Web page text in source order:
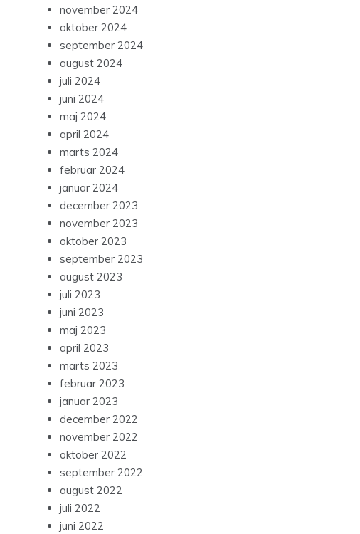
november 2024
oktober 2024
september 2024
august 2024
juli 2024
juni 2024
maj 2024
april 2024
marts 2024
februar 2024
januar 2024
december 2023
november 2023
oktober 2023
september 2023
august 2023
juli 2023
juni 2023
maj 2023
april 2023
marts 2023
februar 2023
januar 2023
december 2022
november 2022
oktober 2022
september 2022
august 2022
juli 2022
juni 2022